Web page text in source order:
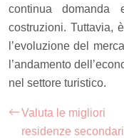
continua
costruzioni. Tuttavia,
l’evoluzione del
l’andamento
nel settore turistico.
Valuta le migliori
residenze